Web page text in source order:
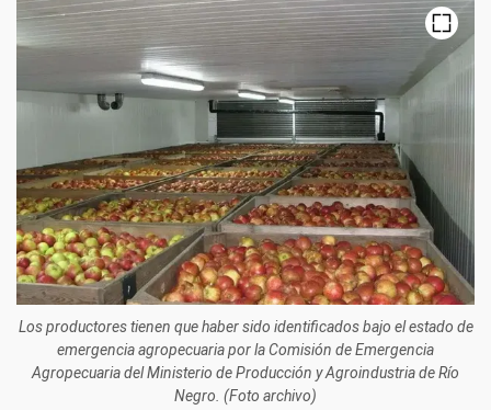
Los productores tienen que haber sido identificados bajo el estado de
emergencia agropecuaria por la Comisión de Emergencia
Agropecuaria del Ministerio de Producción y Agroindustria de Río
Negro. (Foto archivo)